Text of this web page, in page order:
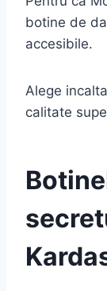
botine de
accesibile.
Alege
calitate